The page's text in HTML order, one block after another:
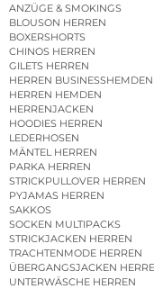
ANZÜGE & SMOKINGS
BLOUSON HERREN
BOXERSHORTS
CHINOS HERREN
GILETS HERREN
HERREN BUSINESSHEMDEN
HERREN HEMDEN
HERRENJACKEN
HOODIES HERREN
LEDERHOSEN
MÄNTEL HERREN
PARKA HERREN
STRICKPULLOVER HERREN
PYJAMAS HERREN
SAKKOS
SOCKEN MULTIPACKS
STRICKJACKEN HERREN
TRACHTENMODE HERREN
ÜBERGANGSJACKEN
UNTERWÄSCHE HERREN